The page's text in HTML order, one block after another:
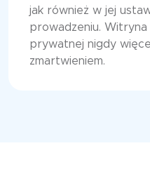
jak również w jej
prowadzeniu.
prywatnej nigdy
zmartwieniem.